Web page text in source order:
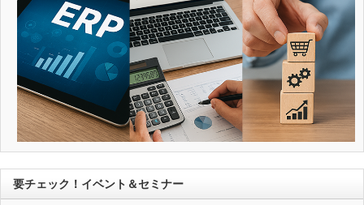
要チェック！イベント＆セミナー